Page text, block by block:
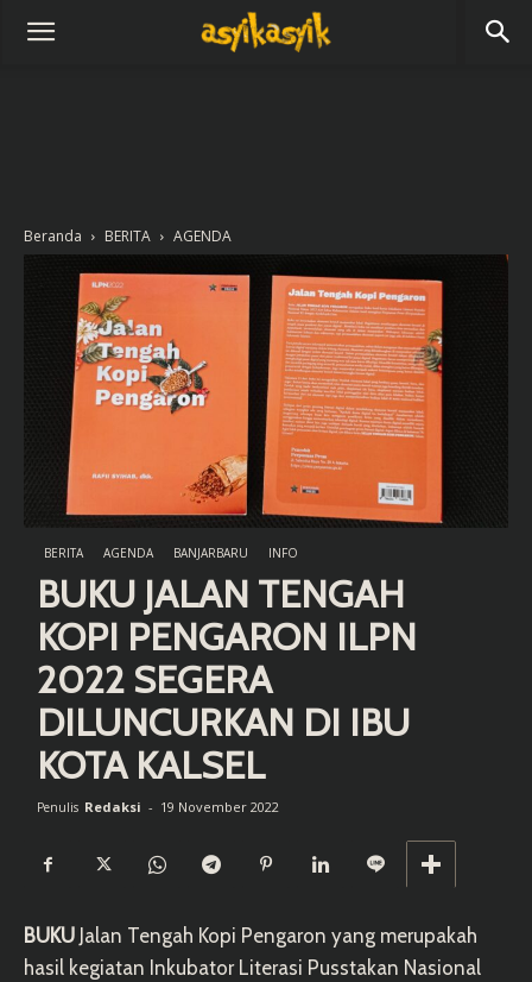
Beranda BERITA AGENDA
BERITA AGENDA BANJARBARU INFO
BUKU JALAN TENGAH
KOPI PENGARON ILPN
2022 SEGERA
DILUNCURKAN DI IBU
KOTA KALSEL
Penulis Redaksi - 19 November 2022
BUKU Jalan Tengah Kopi Pengaron yang merupakah
hasil kegiatan Inkubator Literasi Pusstakan Nasional